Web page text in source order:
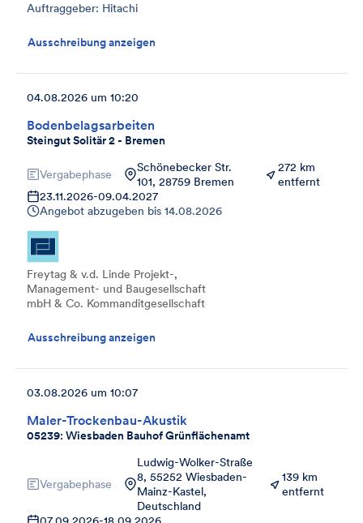
Auftraggeber: Hitachi
Ausschreibung anzeigen
Bodenbelagsarbeiten
Steingut Solitär 2 - Bremen
04.08.2026 um 10:20
Vergabephase
Schönebecker Str.
101, 28759 Bremen
272 km
entfernt
23.11.2026-09.04.2027
Angebot abzugeben bis 14.08.2026
Freytag & v.d. Linde Projekt-,
Management- und Baugesellschaft
mbH & Co. Kommanditgesellschaft
Ausschreibung anzeigen
Maler-Trockenbau-Akustik
05239: Wiesbaden Bauhof Grünflächenamt
03.08.2026 um 10:07
Vergabephase
Ludwig-Wolker-Straße
8, 55252 Wiesbaden-
Mainz-Kastel,
Deutschland
139 km
entfernt